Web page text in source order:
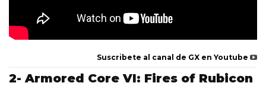
Suscribete al canal de GX en Youtube
2- Armored Core VI: Fires of Rubicon